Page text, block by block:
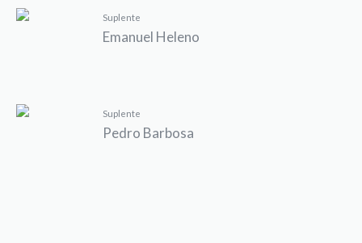
Suplente
Emanuel Heleno
Suplente
Pedro Barbosa